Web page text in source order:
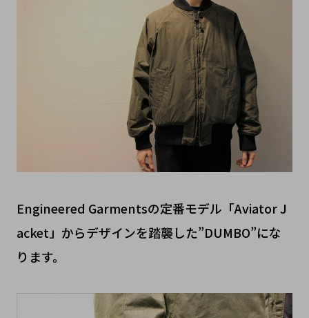
Engineered Garmentsの定番モデル「Aviator J
acket」からデザインを踏襲した”DUMBO”にな
ります。